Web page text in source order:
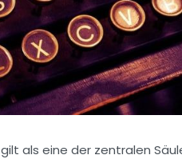
als eine der zentralen